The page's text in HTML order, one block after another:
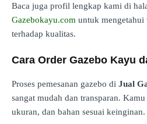
Baca juga profil lengkap kami di
Gazebokayu.com untuk
terhadap kualitas.
Cara Order Gazebo Kayu
Proses pemesanan gazebo di Jual
sangat mudah dan transparan.
ukuran, dan bahan sesuai keinginan.